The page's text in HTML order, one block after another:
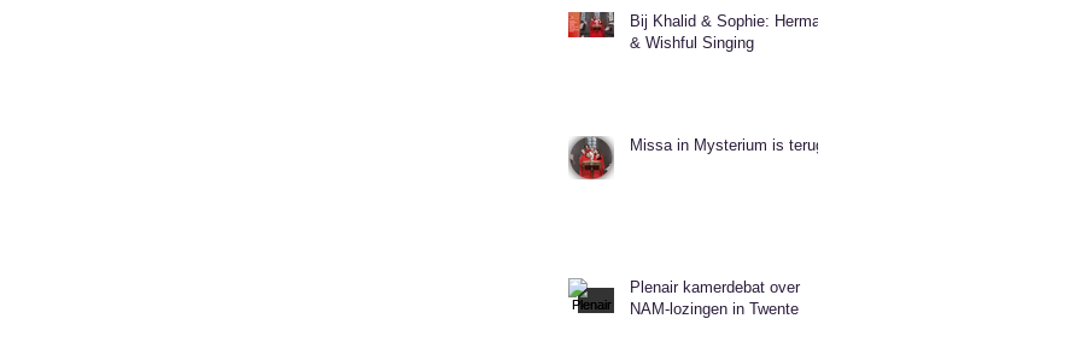
Bij Khalid & Sophie: Herman
& Wishful Singing
Missa in Mysterium is terug!
Plenair kamerdebat over
NAM-lozingen in Twente